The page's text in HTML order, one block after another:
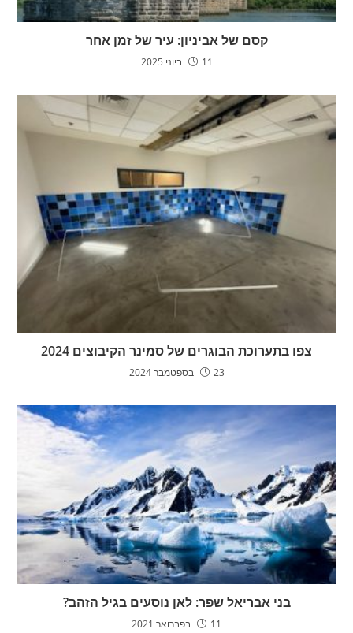
קסם של אביניון: עיר של זמן אחר
11 ביוני 2025
צפו בתערוכת הבוגרים של סמינר הקיבוצים 2024
23 בספטמבר 2024
בני אבריאל שפר: לאן נוסעים בגיל הזהב?
11 בפברואר 2021